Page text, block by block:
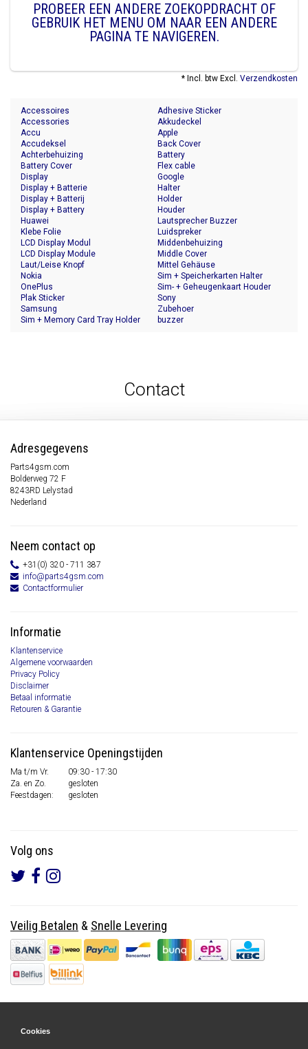
PROBEER EEN ANDERE ZOEKOPDRACHT OF
GEBRUIK HET MENU OM NAAR EEN ANDERE
PAGINA TE NAVIGEREN.
* Incl. btw Excl. Verzendkosten
Accessoires
Accessories
Accu
Accudeksel
Achterbehuizing
Adhesive Sticker
Akkudeckel
Apple
Back Cover
Battery
Battery Cover
Display
Display + Batterie
Display + Batterij
Display + Battery
Flex cable
Google
Halter
Holder
Houder
Huawei
Klebe Folie
LCD Display Modul
LCD Display Module
Laut/Leise Knopf
Lautsprecher Buzzer
Luidspreker
Middenbehuizing
Middle Cover
Mittel Gehäuse
Nokia
OnePlus
Plak Sticker
Samsung
Sim + Memory Card Tray Holder
Sim + Speicherkarten Halter
Sim- + Geheugenkaart Houder
Sony
Zubehoer
buzzer
Contact
Adresgegevens
Parts4gsm.com
Bolderweg 72 F
8243RD Lelystad
Nederland
Neem contact op
+31(0) 320 - 711 387
info@parts4gsm.com
Contactformulier
Informatie
Klantenservice
Algemene voorwaarden
Privacy Policy
Disclaimer
Betaal informatie
Retouren & Garantie
Klantenservice Openingstijden
Ma t/m Vr.
09:30 - 17:30
Za. en Zo.
gesloten
Feestdagen:
gesloten
Volg ons
Veilig Betalen & Snelle Levering
Cookies